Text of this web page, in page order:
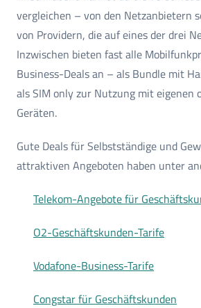
vergleichen – von den Netzanbietern
von Providern, die auf eines der drei
Inzwischen bieten fast alle
Business-Deals an – als Bundle mit
als SIM only zur Nutzung mit eigenen
Geräten.
Gute Deals für Selbstständige und
attraktiven Angeboten haben unter
Telekom-Angebote für
O2-Geschäftskunden-Tarife
Vodafone-Business-Tarife
Congstar für Geschäftskunden